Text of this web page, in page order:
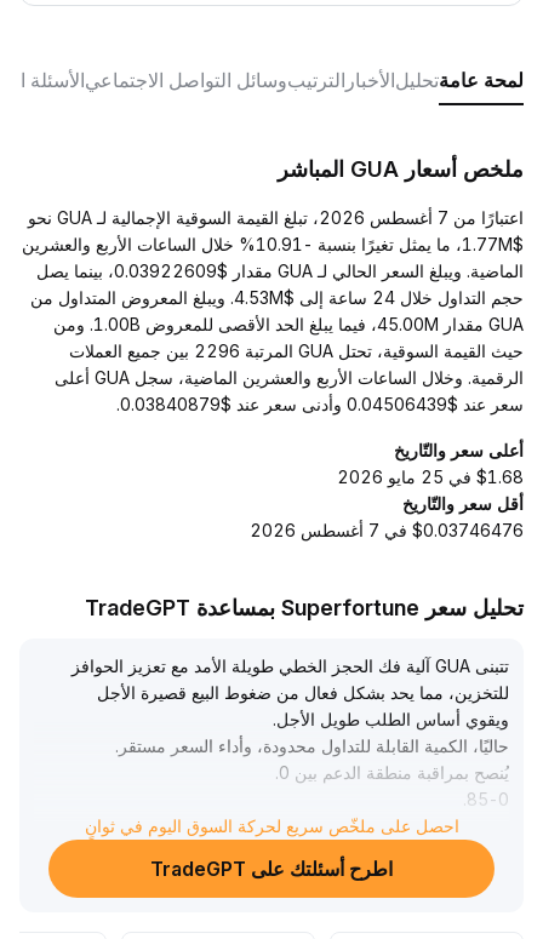
لمحة عامةتحليلالأخبار الترتيبوسائل التواصل الاجتماعيالأسئلة
ملخص أسعار GUA المباشر
اعتبارًا من 7 أغسطس 2026، تبلغ القيمة السوقية الإجمالية لـ GUA نحو
$1.77M، ما يمثل تغيرًا بنسبة -10.91% خلال الساعات الأربع والعشرين
الماضية. ويبلغ السعر الحالي لـ GUA مقدار $0.03922609، بينما يصل
حجم التداول خلال 24 ساعة إلى $4.53M. ويبلغ المعروض المتداول من
GUA مقدار 45.00M، فيما يبلغ الحد الأقصى للمعروض 1.00B. ومن
حيث القيمة السوقية، تحتل GUA المرتبة 2296 بين جميع العملات
الرقمية. وخلال الساعات الأربع والعشرين الماضية، سجل GUA أعلى
سعر عند $0.04506439 وأدنى سعر عند $0.03840879.
أعلى سعر والتّاريخ
$1.68 في 25 مايو 2026
أقل سعر والتّاريخ
$0.03746476 في 7 أغسطس 2026
تحليل سعر Superfortune بمساعدة TradeGPT
تتبنى GUA آلية فك الحجز الخطي طويلة الأمد مع تعزيز الحوافز
للتخزين، مما يحد بشكل فعال من ضغوط البيع قصيرة الأجل
ويقوي أساس الطلب طويل الأجل.
حاليًا، الكمية القابلة للتداول محدودة، وأداء السعر مستقر .
يُنصح بمراقبة منطقة الدعم بين 0
.
85-0
95 دولار في الأجل القصير وبيع بعض الحصص لتحقيق الأرباح عند
مستويات مناسبة
على المدى المتوسط والطويل، مع توسع النظام البيئي وإطلاق
احصل على ملخّص سريع لحركة السوق اليوم في ثوانٍ
اطرح أسئلتك على TradeGPT